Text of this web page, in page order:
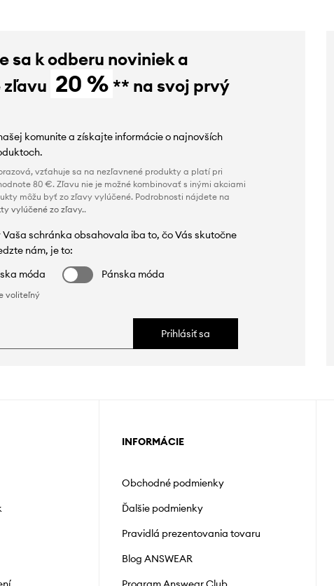
sa k odberu noviniek a
20 % ** na svoj prvý
komunite a získajte informácie o najnovších
vzťahuje sa na nezľavnené produkty a platí pri
80 €. Zľavu nie je možné kombinovať s inými akciami
môžu byť zo zľavy vylúčené. Podrobnosti nájdete na
vylúčené zo zľavy..
schránka obsahovala iba to, čo Vás skutočne
nám, je to:
móda
Pánska móda
voliteľný
Prihlásiť sa
INFORMÁCIE
Obchodné podmienky
Ďalšie podmienky
Pravidlá prezentovania tovaru
Blog ANSWEAR